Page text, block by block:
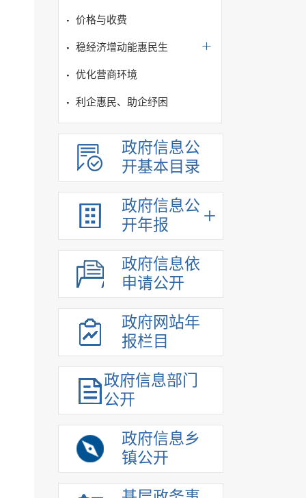
价格与收费
稳经济增动能惠民生
优化营商环境
利企惠民、助企纾困
政府信息公
开基本目录
政府信息公
开年报
政府信息依
申请公开
政府网站年
报栏目
政府信息部门
公开
政府信息乡
镇公开